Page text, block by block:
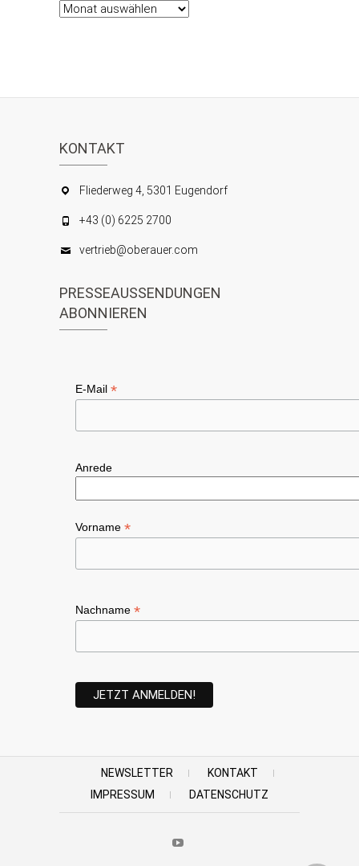
Archiv
KONTAKT
Fliederweg 4, 5301 Eugendorf
+43 (0) 6225 2700
vertrieb@oberauer.com
PRESSEAUSSENDUNGEN
ABONNIEREN
E-Mail *
Anrede
Vorname *
Nachname *
NEWSLETTER
KONTAKT
IMPRESSUM
DATENSCHUTZ
Youtube